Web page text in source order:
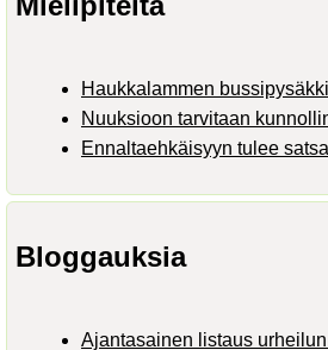
Haukkalammen
Nuuksioon tarvitaan
Ennaltaehkäisyyn tulee
Bloggauksia
Ajantasainen listaus